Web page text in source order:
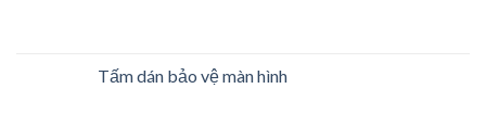
Tấm dán bảo vệ màn hình